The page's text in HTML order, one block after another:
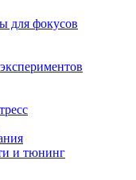
для фокусов
и тюнинг